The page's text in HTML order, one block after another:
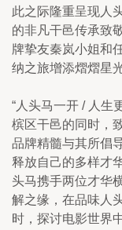
此之际隆重呈现人
的非凡干邑传承致
牌挚友秦岚小姐和
纳之旅增添熠熠星光
“人头马一开 / 人生
槟区干邑的同时，
品牌精髓与其所倡
释放自己的多样才
头马携手两位才华
解之缘，在品味人
时，探讨电影世界